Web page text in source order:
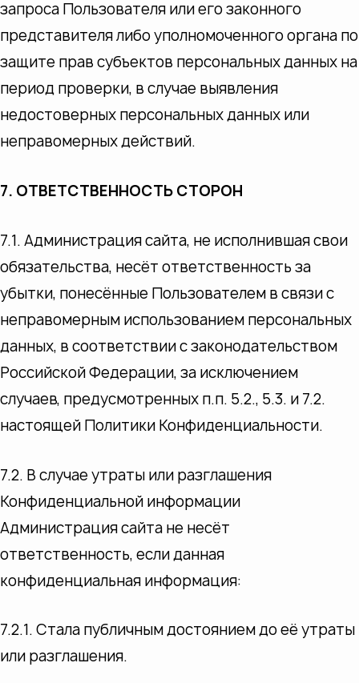
запроса Пользователя или его законного
представителя либо уполномоченного органа по
защите прав субъектов персональных данных на
период проверки, в случае выявления
недостоверных персональных данных или
неправомерных действий.
7. ОТВЕТСТВЕННОСТЬ СТОРОН
7.1. Администрация сайта, не исполнившая свои
обязательства, несёт ответственность за
убытки, понесённые Пользователем в связи с
неправомерным использованием персональных
данных, в соответствии с законодательством
Российской Федерации, за исключением
случаев, предусмотренных п.п. 5.2., 5.3. и 7.2.
настоящей Политики Конфиденциальности.
7.2. В случае утраты или разглашения
Конфиденциальной информации
Администрация сайта не несёт
ответственность, если данная
конфиденциальная информация:
7.2.1. Стала публичным достоянием до её утраты
или разглашения.